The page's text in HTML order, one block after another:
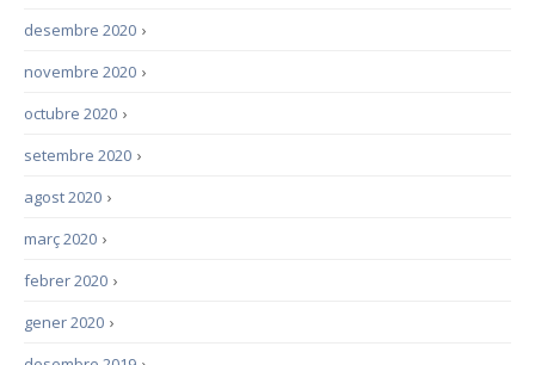
›
desembre 2020
›
novembre 2020
›
octubre 2020
›
setembre 2020
›
agost 2020
›
març 2020
›
febrer 2020
›
gener 2020